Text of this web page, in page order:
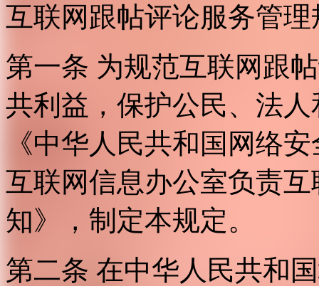
互联网跟帖评论服务管理
第一条 为规范互联网跟
共利益，保护公民、法
《中华人民共和国网络
互联网信息办公室负责
知》，制定本规定。
第二条 在中华人民共和